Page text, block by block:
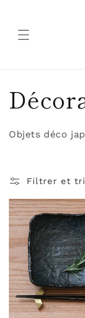
contenu
C
o
l
e
c
t
i
Objets déco
Filtrer et